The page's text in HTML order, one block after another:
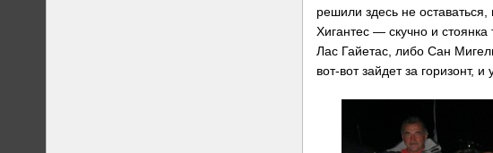
решили здесь не
Хигантес — скучно и стоянка
Лас Гайетас, либо Сан
вот-вот зайдет за горизонт,